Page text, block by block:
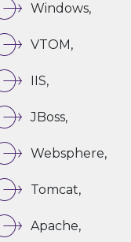
Windows,
VTOM,
IIS,
JBoss,
Websphere,
Tomcat,
Apache,